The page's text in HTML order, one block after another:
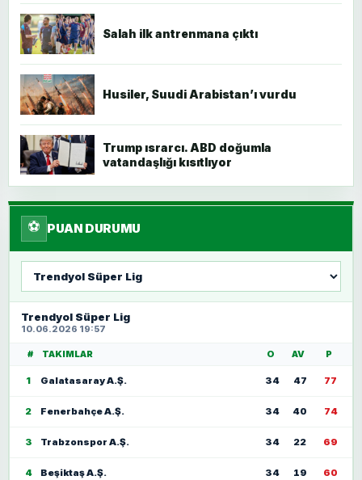
Salah ilk antrenmana çıktı
Husiler, Suudi Arabistan’ı vurdu
Trump ısrarcı. ABD doğumla
vatandaşlığı kısıtlıyor
⚽ PUAN DURUMU
seç
Trendyol Süper Lig
10.06.2026 19:57
# TAKIMLAR O AV P
1 Galatasaray A.Ş. 34 47 77
2 Fenerbahçe A.Ş. 34 40 74
3 Trabzonspor A.Ş. 34 22 69
4 Beşiktaş A.Ş. 34 19 60